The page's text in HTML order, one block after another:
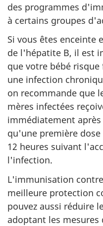
des programmes
à certains groupes
Si vous êtes enceinte
de l'hépatite B, il est
que votre bébé
une infection
on recommande que
mères infectées
immédiatement
qu'une première dose
12 heures suivant
l'infection.
L'immunisation
meilleure protection
pouvez aussi réduire
adoptant les mesures